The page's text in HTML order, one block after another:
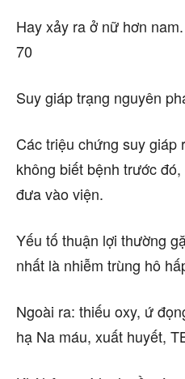
Hay xảy ra ở nữ hơn
70
Suy giáp trạng nguyên
Các triệu chứng suy giáp
không biết bệnh trước
đưa vào viện.
Yếu tố thuận lợi thường
nhất là nhiễm trùng hô
Ngoài ra: thiếu oxy, ứ
hạ Na máu, xuất huyết,